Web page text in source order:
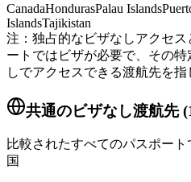
CanadaHondurasPalau Islands
IslandsTajikistan
注：独占的なビザなしアクセ
ートではビザが必要で、その
しでアクセスできる渡航先を指
共通のビザなし渡航先(
比較されたすべてのパスポー
国